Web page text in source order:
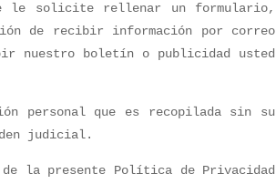
le solicite rellenar un formulario,
de recibir información por correo
nuestro boletín o publicidad usted
personal que es recopilada sin su
judicial.
de la presente Política de Privacidad